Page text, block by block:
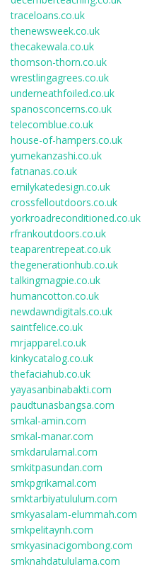
traceloans.co.uk
thenewsweek.co.uk
thecakewala.co.uk
thomson-thorn.co.uk
wrestlingagrees.co.uk
underneathfoiled.co.uk
spanosconcerns.co.uk
telecomblue.co.uk
house-of-hampers.co.uk
yumekanzashi.co.uk
fatnanas.co.uk
emilykatedesign.co.uk
crossfelloutdoors.co.uk
yorkroadreconditioned.co.uk
rfrankoutdoors.co.uk
teaparentrepeat.co.uk
thegenerationhub.co.uk
talkingmagpie.co.uk
humancotton.co.uk
newdawndigitals.co.uk
saintfelice.co.uk
mrjapparel.co.uk
kinkycatalog.co.uk
thefaciahub.co.uk
yayasanbinabakti.com
paudtunasbangsa.com
smkal-amin.com
smkal-manar.com
smkdarulamal.com
smkitpasundan.com
smkpgrikamal.com
smktarbiyatululum.com
smkyasalam-elummah.com
smkpelitaynh.com
smkyasinacigombong.com
smknahdatululama.com